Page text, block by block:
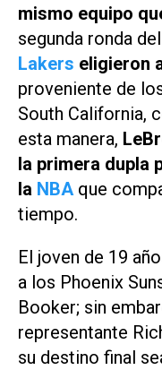
mismo equipo
segunda ronda
Lakers eligieron
proveniente de
South California,
esta manera,
la primera dupla
la NBA que
tiempo.
El joven de 19
a los Phoenix
Booker; sin
representante
su destino final